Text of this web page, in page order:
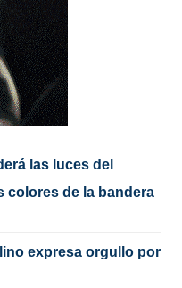
las luces del
colores de la bandera
expresa orgullo por